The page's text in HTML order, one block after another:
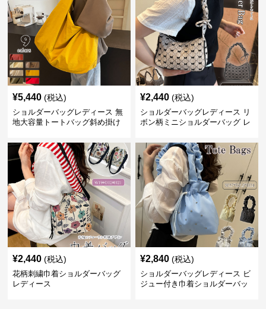
¥5,440 (税込)
ショルダーバッグレディース 無
地大容量トートバッグ斜め掛け
¥2,440 (税込)
ショルダーバッグレディース リ
ボン柄ミニショルダーバッグ レ
¥2,440 (税込)
花柄刺繍巾着ショルダーバッグ
レディース
¥2,840 (税込)
ショルダーバッグレディース ビ
ジュー付き巾着ショルダーバッ